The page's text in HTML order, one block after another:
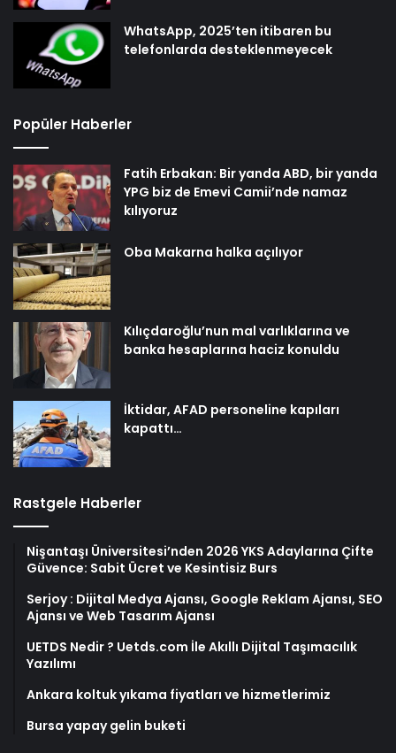
WhatsApp, 2025’ten itibaren bu
telefonlarda desteklenmeyecek
Popüler Haberler
Fatih Erbakan: Bir yanda ABD, bir yanda
YPG biz de Emevi Camii’nde namaz
kılıyoruz
Oba Makarna halka açılıyor
Kılıçdaroğlu’nun mal varlıklarına ve
banka hesaplarına haciz konuldu
İktidar, AFAD personeline kapıları
kapattı…
Rastgele Haberler
Nişantaşı Üniversitesi’nden 2026 YKS Adaylarına Çifte
Güvence: Sabit Ücret ve Kesintisiz Burs
Serjoy : Dijital Medya Ajansı, Google Reklam Ajansı, SEO
Ajansı ve Web Tasarım Ajansı
UETDS Nedir ? Uetds.com İle Akıllı Dijital Taşımacılık
Yazılımı
Ankara koltuk yıkama fiyatları ve hizmetlerimiz
Bursa yapay gelin buketi